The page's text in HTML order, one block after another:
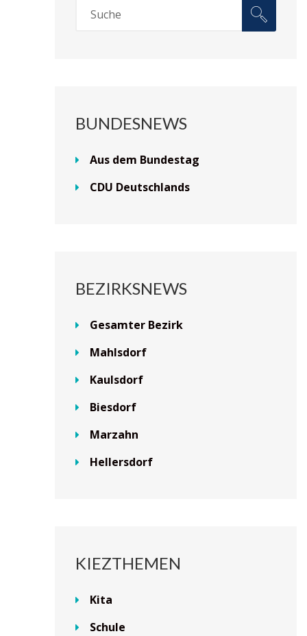
BUNDESNEWS
Aus dem Bundestag
CDU Deutschlands
BEZIRKSNEWS
Gesamter Bezirk
Mahlsdorf
Kaulsdorf
Biesdorf
Marzahn
Hellersdorf
KIEZTHEMEN
Kita
Schule